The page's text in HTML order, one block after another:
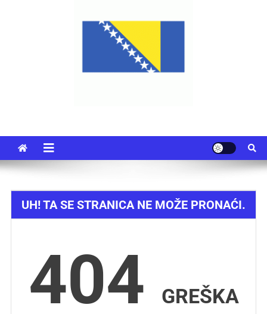
UH! TA SE STRANICA NE MOŽE PRONAĆI.
404 GREŠKA